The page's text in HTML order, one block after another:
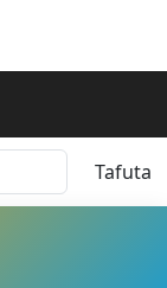
Tafuta